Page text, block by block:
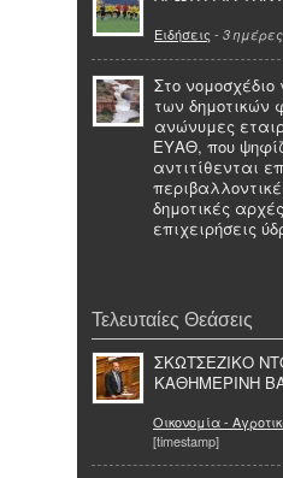
Ειδήσεις - 3
Στο
των δημοτικών
ανώνυμες
ΕΥΑΘ, που
αντιτίθενται
δημοτικές
επιχειρήσεις
Τελευταίες Θεάσεις
ΣΚΩΤΣΕΖΙΚΟ
ΚΑΘΗΜΕΡΙΝΗ
Οικονομία -
[timestamp]